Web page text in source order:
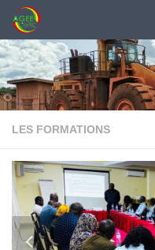
Skip to content
LES FORMATIONS